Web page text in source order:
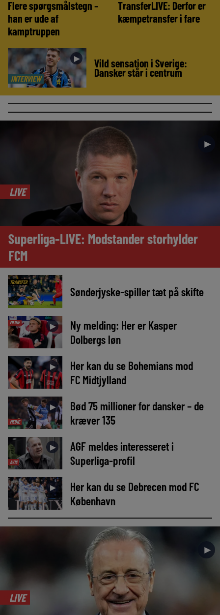
Flere spørgsmålstegn –
han er ude af
kamptruppen
TransferLIVE: Derfor er
kæmpetransfer i fare
INTERVIEW
► Vild sensation i Sverige:
Dansker står i centrum
►
LIVE
Superliga-LIVE: Modstander storhylder
FCM
TRANSFER
Sønderjyske-spiller tæt på skifte
MEDIE ►
Ny melding: Her er Kasper
Dolbergs løn
►
Her kan du se Bohemians mod
FC Midtjylland
MEDIE
►
Bød 75 millioner for dansker – de
kræver 135
AVIS
►
AGF meldes interesseret i
Superliga-profil
►
Her kan du se Debrecen mod FC
København
►
LIVE